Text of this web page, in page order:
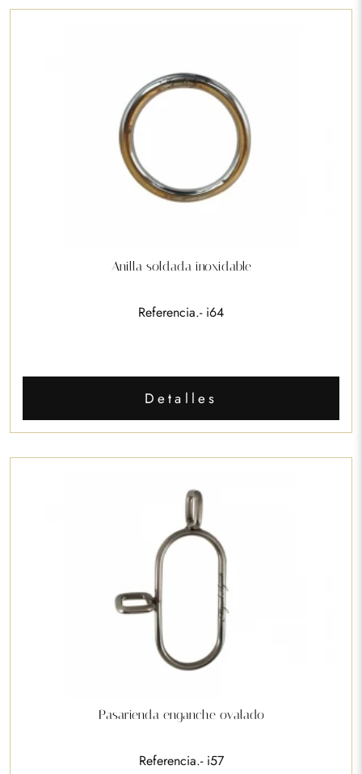
Anilla soldada inoxidable
Referencia.- i64
Detalles
Pasarienda enganche ovalado
Referencia.- i57